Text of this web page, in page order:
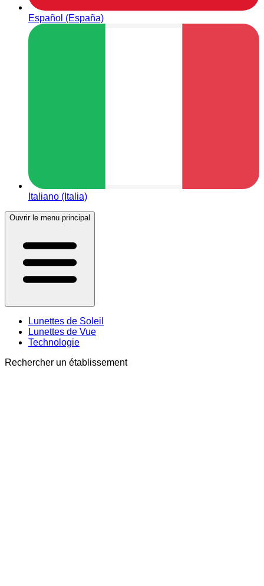
Español (España)
Italiano (Italia)
Ouvrir le menu principal
Lunettes de Soleil
Lunettes de Vue
Technologie
Rechercher un établissement